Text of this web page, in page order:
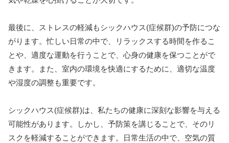
最後に、ストレスの軽減もシックハウス(症候群)の予防につな
がります。忙しい日常の中で、リラックスする時間を作るこ
とや、適度な運動を行うことで、心身の健康を保つことがで
きます。また、室内の環境を快適にするために、適切な温度
や湿度の調整も重要です。
シックハウス(症候群)は、私たちの健康に深刻な影響を与える
可能性があります。しかし、予防策を講じることで、そのリ
スクを軽減することができます。日常生活の中で、空気の質